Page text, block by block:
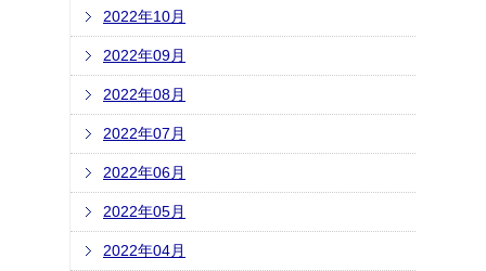
2022年10月
2022年09月
2022年08月
2022年07月
2022年06月
2022年05月
2022年04月